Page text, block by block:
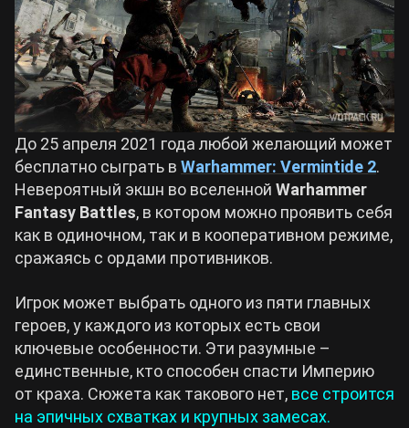
До 25 апреля 2021 года любой желающий может
бесплатно сыграть в Warhammer: Vermintide 2.
Невероятный экшн во вселенной Warhammer
Fantasy Battles, в котором можно проявить себя
как в одиночном, так и в кооперативном режиме,
сражаясь с ордами противников.
Игрок может выбрать одного из пяти главных
героев, у каждого из которых есть свои
ключевые особенности. Эти разумные –
единственные, кто способен спасти Империю
от краха. Сюжета как такового нет, все строится
на эпичных схватках и крупных замесах.